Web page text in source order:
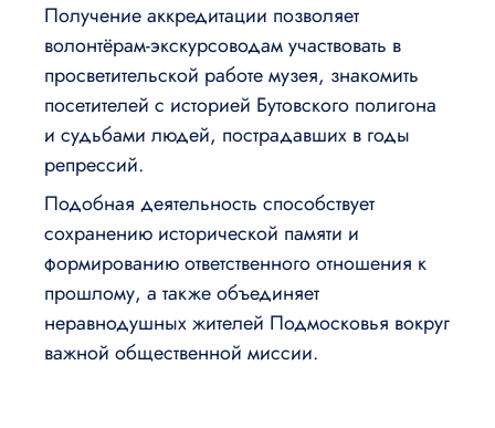
Получение аккредитации позволяет
волонтёрам-экскурсоводам участвовать в
просветительской работе музея, знакомить
посетителей с историей Бутовского полигона
и судьбами людей, пострадавших в годы
репрессий.
Подобная деятельность способствует
сохранению исторической памяти и
формированию ответственного отношения к
прошлому, а также объединяет
неравнодушных жителей Подмосковья вокруг
важной общественной миссии.